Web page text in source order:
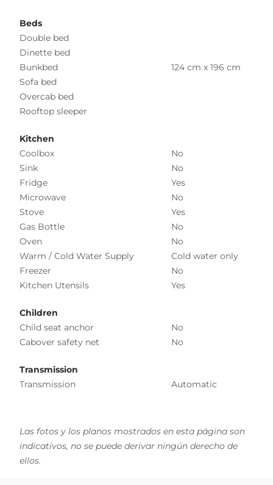
Beds
Double bed
Dinette bed
Bunkbed
124 cm x 196 cm
Sofa bed
Overcab bed
Rooftop sleeper
Kitchen
Coolbox
No
Sink
No
Fridge
Yes
Microwave
No
Stove
Yes
Gas Bottle
No
Oven
No
Warm / Cold Water Supply
Cold water only
Freezer
No
Kitchen Utensils
Yes
Children
Child seat anchor
No
Cabover safety net
No
Transmission
Transmission
Automatic
Las fotos y los planos mostrados en esta página son
indicativos, no se puede derivar ningún derecho de
ellos.